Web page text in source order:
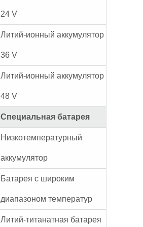
24 V
Литий-ионный аккумулятор
36 V
Литий-ионный аккумулятор
48 V
Специальная батарея
Низкотемпературный
аккумулятор
Батарея с широким
диапазоном температур
Литий-титанатная батарея